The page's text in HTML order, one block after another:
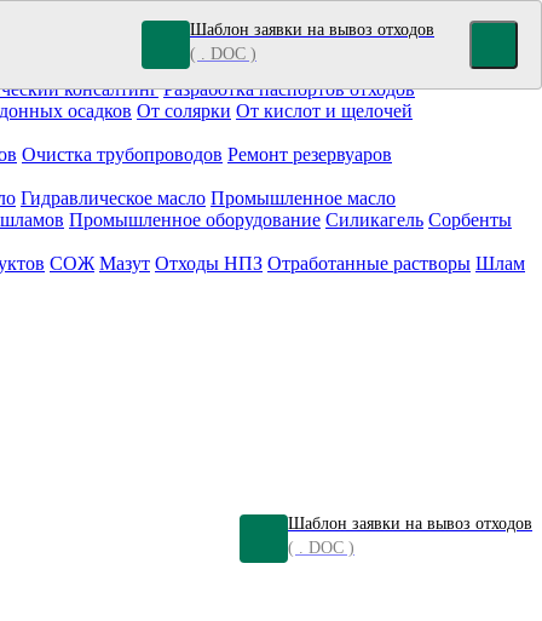
Шаблон заявки на вывоз отходов
( . DOC )
отходы Гальванические отходы
консалтинг Разработка паспортов отходов
осадков От солярки От кислот и щелочей
Очистка трубопроводов Ремонт резервуаров
Гидравлическое масло Промышленное масло
Промышленное оборудование Силикагель Сорбенты
СОЖ Мазут Отходы НПЗ Отработанные растворы Шлам
Шаблон заявки на вывоз отходов
( . DOC )